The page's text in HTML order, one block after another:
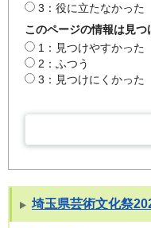
3：役に立たなかった
このページの情報は見つ
1：見つけやすかった
2：ふつう
3：見つけにくかった
埼玉県芸術文化祭